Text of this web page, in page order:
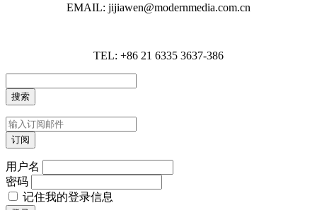
EMAIL: jijiawen@modernmedia.com.cn
TEL: +86 21 6335 3637-386
用户名
密码
记住我的登录信息